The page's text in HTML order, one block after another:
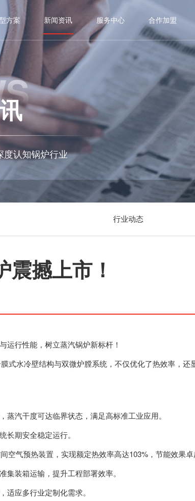
方案 新闻资讯 服务中心 合作加盟
度认知锅炉行业
行业动态
撼上市！
运行性能，树立蒸汽锅炉新标杆！
式水冷壁结构与双微炉膛系统，不仅优化了热效率，还
汽干度可达临界状态，满足高标准工业应用。
期安全稳定运行。
气预热装置，实现额定热效率高达103%，节能效果卓
装箱运输，提升工程部署效率。
应多行业定制化需求。